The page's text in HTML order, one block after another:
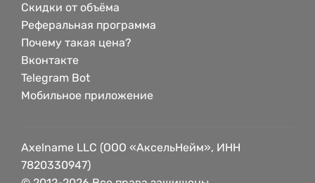
Скидки от объёма
Реферальная программа
Почему такая цена?
Вконтакте
Telegram Bot
Мобильное приложение
Axelname LLC (ООО «АксельНейм», ИНН
7820330947)